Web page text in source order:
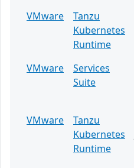
VMware
Tanzu
Kubernetes
Runtime
VMware
Services
Suite
VMware
Tanzu
Kubernetes
Runtime